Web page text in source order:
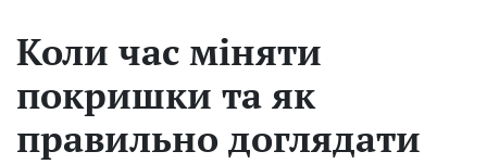
Коли час міняти
покришки та як
правильно доглядати